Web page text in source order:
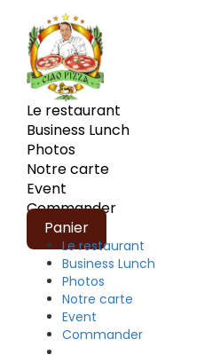
Le restaurant
Business Lunch
Photos
Notre carte
Event
Commander
Panier
Le restaurant
Business Lunch
Photos
Notre carte
Event
Commander